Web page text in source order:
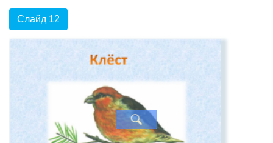
Слайд 12